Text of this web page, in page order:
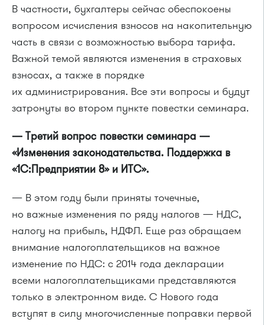
В частности, бухгалтеры сейчас обеспокоены
вопросом исчисления взносов на накопительную
часть в связи с возможностью выбора тарифа.
Важной темой являются изменения в страховых
взносах, а также в порядке
их администрирования. Все эти вопросы и будут
затронуты во втором пункте повестки семинара.
— Третий вопрос повестки семинара —
«Изменения законодательства. Поддержка в
«1С:Предприятии 8» и ИТС».
— В этом году были приняты точечные,
но важные изменения по ряду налогов — НДС,
налогу на прибыль, НДФЛ. Еще раз обращаем
внимание налогоплательщиков на важное
изменение по НДС: с 2014 года декларации
всеми налогоплательщиками представляются
только в электронном виде. С Нового года
вступят в силу многочисленные поправки первой